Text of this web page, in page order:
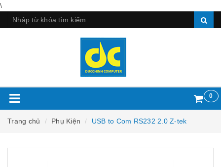
\
0
Trang chủ Phụ Kiện USB to Com RS232 2.0 Z-tek